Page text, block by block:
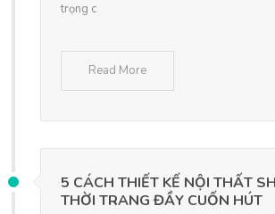
trọng c
Read More
5 CÁCH THIẾT KẾ NỘI THẤT
THỜI TRANG ĐẦY CUỐN HÚT